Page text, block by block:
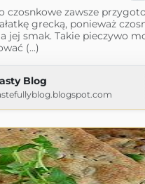
czosnkowe zawsze
grecką, ponieważ
jej smak. Takie pieczywo
(...)
Blog